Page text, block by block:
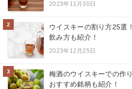
2023年11月30日
2
ウイスキーの割り方25選
飲み方も紹介！
2023年12月25日
3
梅酒のウイスキーでの作
おすすめ銘柄も紹介！